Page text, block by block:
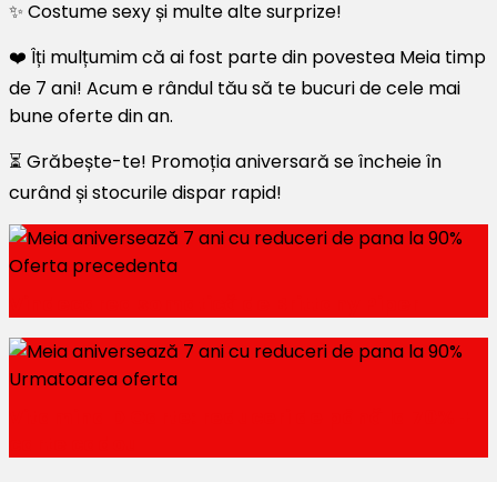
✨ Costume sexy și multe alte surprize!
❤️ Îți mulțumim că ai fost parte din povestea Meia timp
de 7 ani! Acum e rândul tău să te bucuri de cele mai
bune oferte din an.
⏳ Grăbește-te! Promoția aniversară se încheie în
curând și stocurile dispar rapid!
Oferta precedenta
Urmatoarea oferta